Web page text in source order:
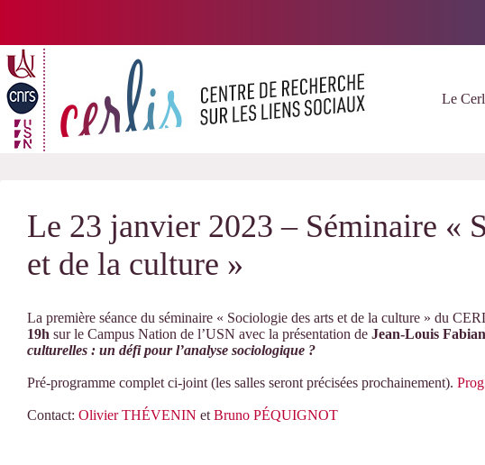
Le
Le 23 janvier 2023 – Séminaire «
et de la culture »
La première séance du séminaire « Sociologie des arts et de la culture » du
19h sur le Campus Nation de l’USN avec la présentation de Jean-Louis
culturelles : un défi pour l’analyse sociologique ?
Pré-programme complet ci-joint (les salles seront précisées prochainement).
Contact: Olivier THÉVENIN et Bruno PÉQUIGNOT